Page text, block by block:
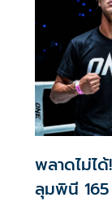
พลาดไม่ไ
ลุมพินี